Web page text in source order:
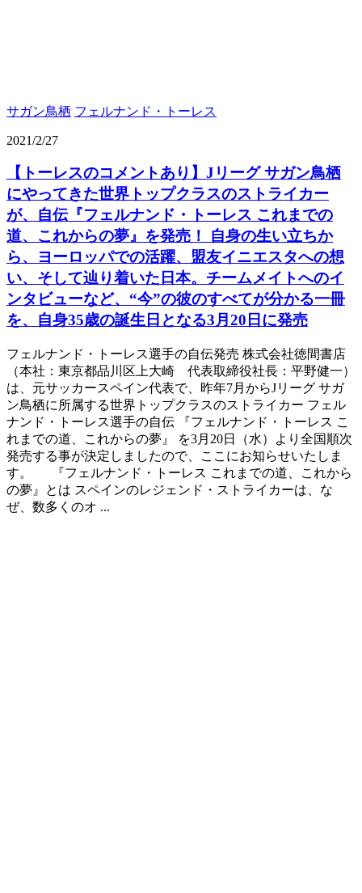
サガン鳥栖 フェルナンド・トーレス
2021/2/27
【トーレスのコメントあり】Jリーグ サガン鳥栖
にやってきた世界トップクラスのストライカー
が、自伝『フェルナンド・トーレス これまでの
道、これからの夢』を発売！ 自身の生い立ちか
ら、ヨーロッパでの活躍、盟友イニエスタへの想
い、そして辿り着いた日本。チームメイトへのイ
ンタビューなど、“今”の彼のすべてが分かる一冊
を、自身35歳の誕生日となる3月20日に発売
フェルナンド・トーレス選手の自伝発売 株式会社徳間書店
（本社：東京都品川区上大崎 代表取締役社長：平野健一）
は、元サッカースペイン代表で、昨年7月からJリーグ サガ
ン鳥栖に所属する世界トップクラスのストライカー フェル
ナンド・トーレス選手の自伝 『フェルナンド・トーレス こ
れまでの道、これからの夢』 を3月20日（水）より全国順次
発売する事が決定しましたので、ここにお知らせいたしま
す。 『フェルナンド・トーレス これまでの道、これから
の夢』とは スペインのレジェンド・ストライカーは、な
ぜ、数多くのオ ...